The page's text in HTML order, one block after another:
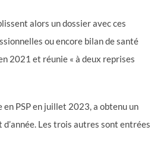
alors un dossier avec ces
ou encore bilan de santé
2021 et réunie « à deux reprises
PSP en juillet 2023, a obtenu un
Les trois autres sont entrées